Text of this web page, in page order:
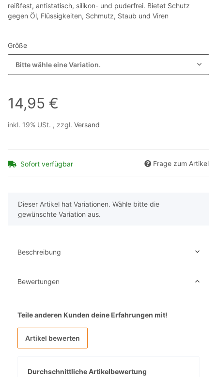
reißfest, antistatisch, silikon- und puderfrei. Bietet Schutz
gegen Öl, Flüssigkeiten, Schmutz, Staub und Viren
Größe
Bitte wähle eine Variation.
14,95 €
inkl. 19% USt. , zzgl. Versand
Sofort verfügbar Frage zum Artikel
x
Dieser Artikel hat Variationen. Wähle bitte die
gewünschte Variation aus.
Beschreibung
Bewertungen
Durchschnittliche Artikelbewertung
Teile anderen Kunden deine Erfahrungen mit!
Artikel bewerten